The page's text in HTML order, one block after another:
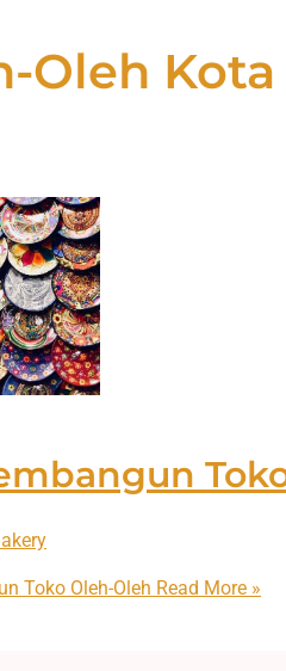
Oleh
Toko Oleh-Oleh Read More »